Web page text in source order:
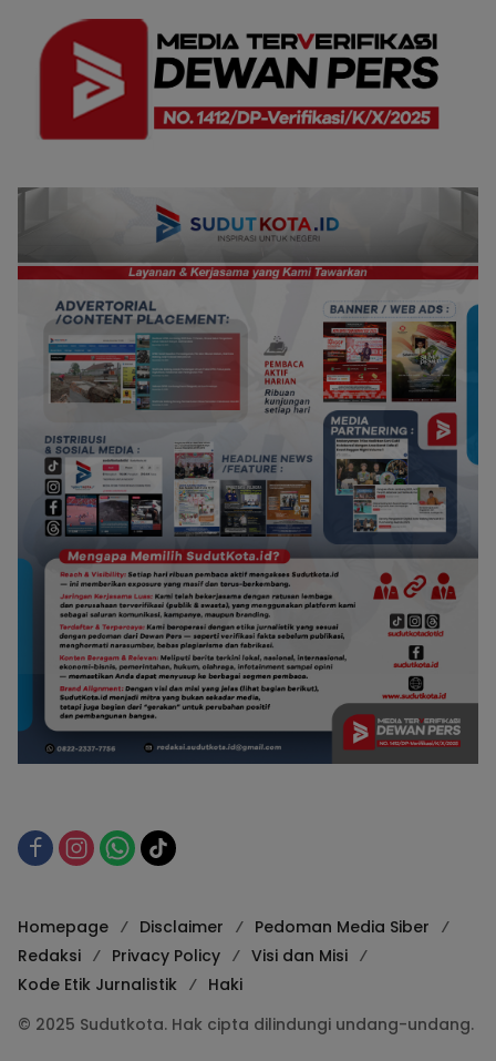
Homepage Disclaimer
Pedoman Media Siber
Redaksi
Privacy Policy
Visi dan Misi
Kode Etik Jurnalistik
Haki
© 2025 Sudutkota. Hak cipta dilindungi undang-undang.